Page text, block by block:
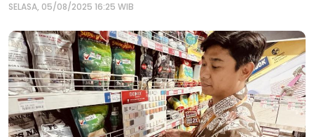
SELASA, 05/08/2025 16:25 WIB